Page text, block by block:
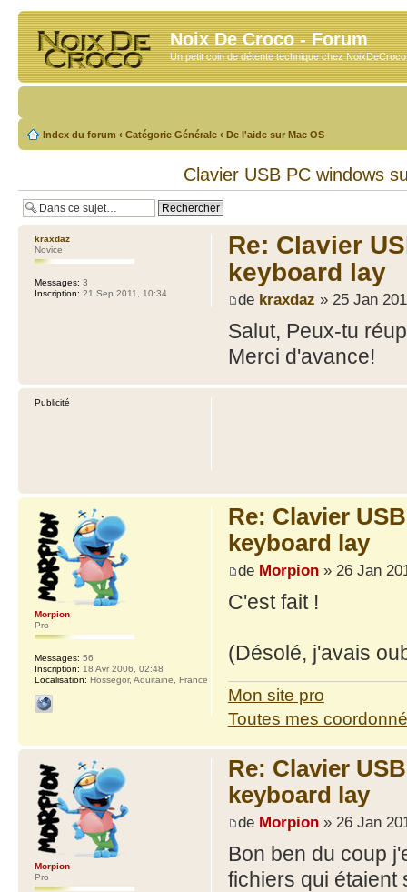
Noix De Croco - Forum
Un petit coin de détente technique chez
Index du forum ‹ Catégorie Générale ‹ De l'aide sur Mac OS
Clavier USB PC windows
Re: Clavier
keyboard lay
de kraxdaz » 25 Jan
Salut, Peux-tu
Merci d'avance!
kraxdaz
Novice
Messages: 3
Inscription: 21 Sep 2011, 10:34
Publicité
Re: Clavier
keyboard lay
de Morpion» 26 Jan
C'est fait !
(Désolé, j'avais
Mon site pro
Toutes mes
Morpion
Pro
Messages: 56
Inscription: 18 Avr 2006, 02:48
Localisation: Hossegor, Aquitaine, France
Re: Clavier
keyboard lay
de Morpion» 26 Jan
Bon ben du coup
fichiers qui étaient
Morpion
Pro